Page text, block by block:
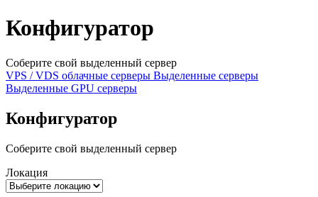
Конфигуратор
Соберите свой выделенный сервер
VPS / VDS облачные серверы Выделенные серверы
Выделенные GPU серверы
Конфигуратор
Соберите свой выделенный сервер
Локация